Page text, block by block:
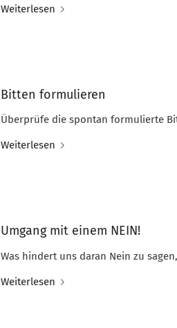
Weiterlesen
Bitten formulieren
Überprüfe die spontan formulierte
Weiterlesen
Umgang mit einem NEIN!
Was hindert uns daran Nein zu
Weiterlesen